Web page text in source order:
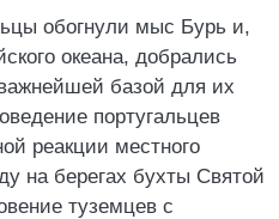
обогнули мыс Бурь и,
океана, добрались
базой для их
португальцев
реакции местного
на берегах бухты Святой
туземцев с